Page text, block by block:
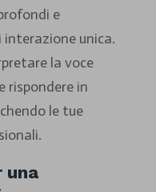
e
unica.
la voce
rispondere in
le tue
una